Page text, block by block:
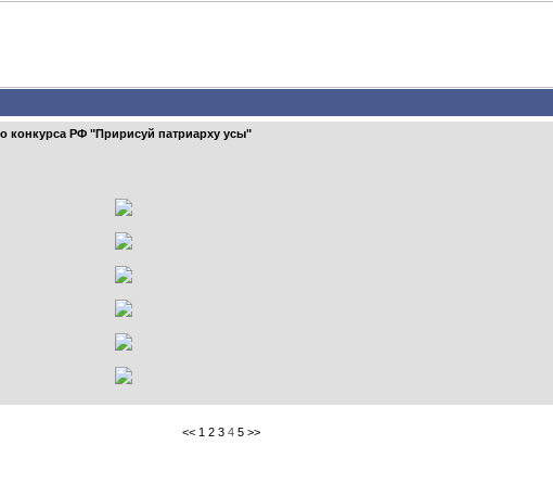
РФ "Пририсуй патриарху усы"
<< 1 2 34 5 >>